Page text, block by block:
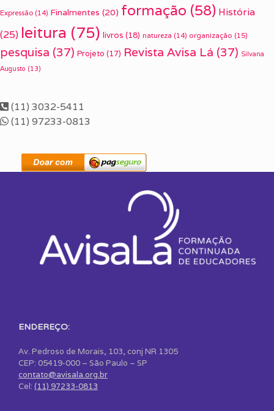
Expressão (14) Finalmentes (20) formação (58) História
(25) leitura (75) livros (18) natureza (14) organização (15)
pesquisa (37) Projeto (17) Revista Avisa Lá (37) Silvana
Augusto (13)
(11) 3032-5411
(11) 97233-0813
ENDEREÇO:
Av. Pedroso de Morais, 103, conj NR 1305
CEP: 05419-000 – São Paulo – SP
contato@avisala.org.br
Cel: (11) 97233-0813